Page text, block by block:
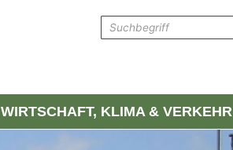
WIRTSCHAFT, KLIMA & VERKEHR